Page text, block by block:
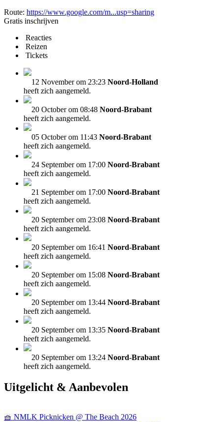
Route: https://www.google.com/m...usp=sharing
Gratis inschrijven
Reacties
Reizen
Tickets
12 November om 23:23 Noord-Holland
heeft zich aangemeld.
20 October om 08:48 Noord-Brabant
heeft zich aangemeld.
05 October om 11:43 Noord-Brabant
heeft zich aangemeld.
24 September om 17:00 Noord-Brabant
heeft zich aangemeld.
21 September om 17:00 Noord-Brabant
heeft zich aangemeld.
20 September om 23:08 Noord-Brabant
heeft zich aangemeld.
20 September om 16:41 Noord-Brabant
heeft zich aangemeld.
20 September om 15:08 Noord-Brabant
heeft zich aangemeld.
20 September om 13:44 Noord-Brabant
heeft zich aangemeld.
20 September om 13:35 Noord-Brabant
heeft zich aangemeld.
20 September om 13:24 Noord-Brabant
heeft zich aangemeld.
Uitgelicht & Aanbevolen
🧺 NMLK Picknicken @ The Beach 2026